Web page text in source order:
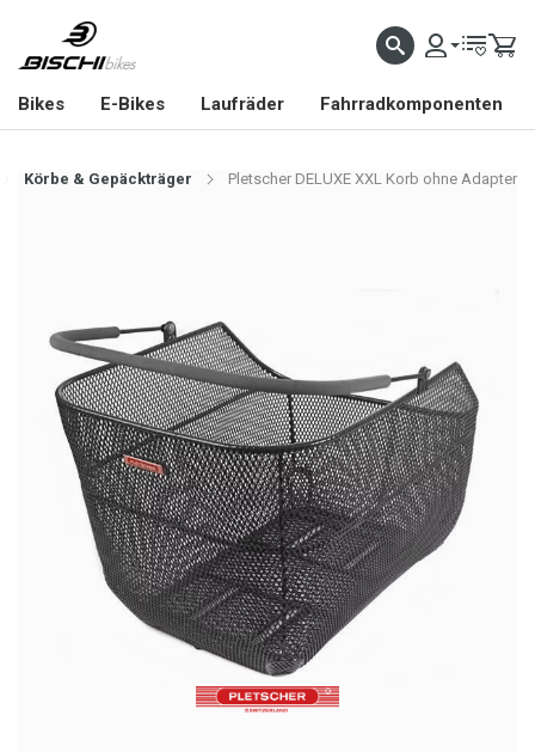
Bikes E-Bikes Laufräder Fahrradkomponenten
Körbe & Gepäckträger Pletscher DELUXE XXL Korb ohne Adapter